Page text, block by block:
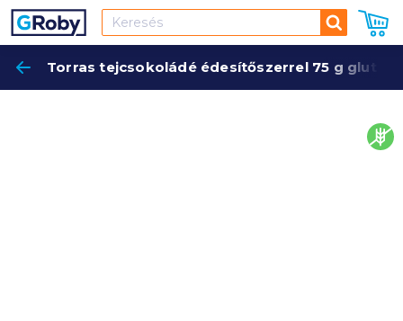
Keresés
Torras tejcsokoládé édesítőszerrel 75 g